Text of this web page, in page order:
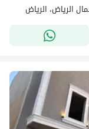
الرياض، الرياض